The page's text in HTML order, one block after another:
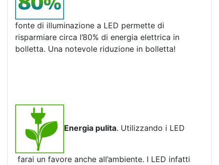
fonte di illuminazione a LED permette di
risparmiare circa l’80% di energia elettrica in
bolletta. Una notevole riduzione in bolletta!
Energia pulita. Utilizzando i LED
farai un favore anche all’ambiente. I LED infatti